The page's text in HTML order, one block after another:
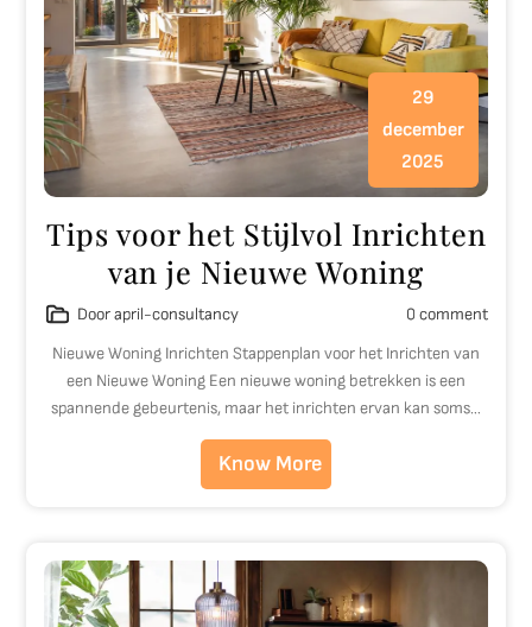
29
december
2025
Tips voor het Stijlvol Inrichten
van je Nieuwe Woning
Door april-consultancy
0 comment
Nieuwe Woning Inrichten Stappenplan voor het Inrichten van
een Nieuwe Woning Een nieuwe woning betrekken is een
spannende gebeurtenis, maar het inrichten ervan kan soms…
Know More